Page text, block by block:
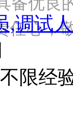
任心
,调试
限经